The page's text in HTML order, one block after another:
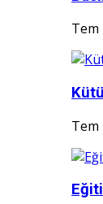
Tem
Tem